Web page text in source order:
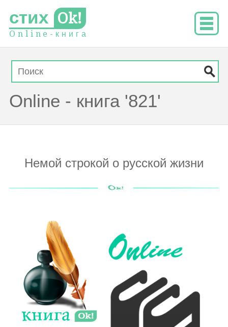
стих Ok!
O n l i n e - к н и г а
Online - книга '821'
Немой строкой о русской жизни